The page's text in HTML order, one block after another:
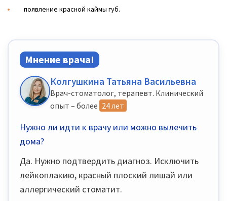
появление красной каймы губ.
Мнение врача!
Колгушкина Татьяна Васильевна
Врач-стоматолог, терапевт. Клинический
опыт – более 24 лет
Нужно ли идти к врачу или можно вылечить
дома?
Да. Нужно подтвердить диагноз. Исключить
лейкоплакию, красный плоский лишай или
аллергический стоматит.